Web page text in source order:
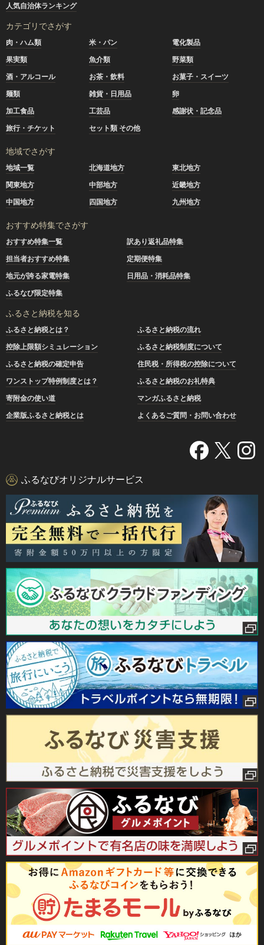
人気自治体ランキング
カテゴリでさがす
肉・ハム類 米・パン
電化製品
果実類
魚介類
野菜類
酒・アルコール
お茶・飲料
お菓子・スイーツ
麺類
雑貨・日用品
卵
加工食品
工芸品
感謝状・記念品
旅行・チケット
セット類 その他
地域でさがす
地域一覧 北海道地方
東北地方
関東地方
中部地方
近畿地方
中国地方
四国地方 九州地方
おすすめ特集でさがす
おすすめ特集一覧
訳あり返礼品特集
担当者おすすめ特集
定期便特集
地元が誇る家電特集
日用品・消耗品特集
ふるなび限定特集
ふるさと納税を知る
ふるさと納税とは？
ふるさと納税の流れ
控除上限額シミュレーション
ふるさと納税制度について
ふるさと納税の確定申告
住民税・所得税の控除について
ワンストップ特例制度とは？
ふるさと納税のお礼特典
寄附金の使い道
マンガふるさと納税
企業版ふるさと納税とは
よくあるご質問・お問い合わせ
ふるなびオリジナルサービス